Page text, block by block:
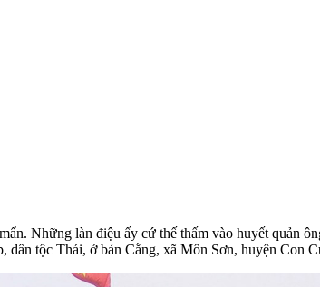
Những làn điệu ấy cứ thế thấm vào huyết quản
tộc Thái, ở bản Cằng, xã Môn Sơn, huyện Con